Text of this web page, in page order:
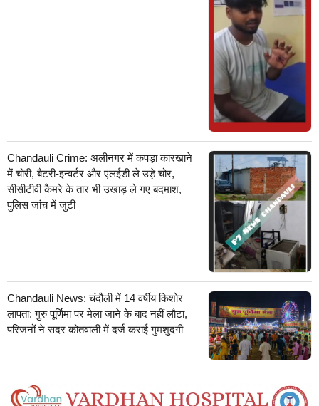
Chandauli Crime: अलीनगर में कपड़ा कारखाने
में चोरी, बैटरी-इन्वर्टर और एलईडी ले उड़े चोर,
सीसीटीवी कैमरे के तार भी उखाड़ ले गए बदमाश,
पुलिस जांच में जुटी
Chandauli News: चंदौली में 14 वर्षीय किशोर
लापता: गुरु पूर्णिमा पर मेला जाने के बाद नहीं लौटा,
परिजनों ने सदर कोतवाली में दर्ज कराई गुमशुदगी